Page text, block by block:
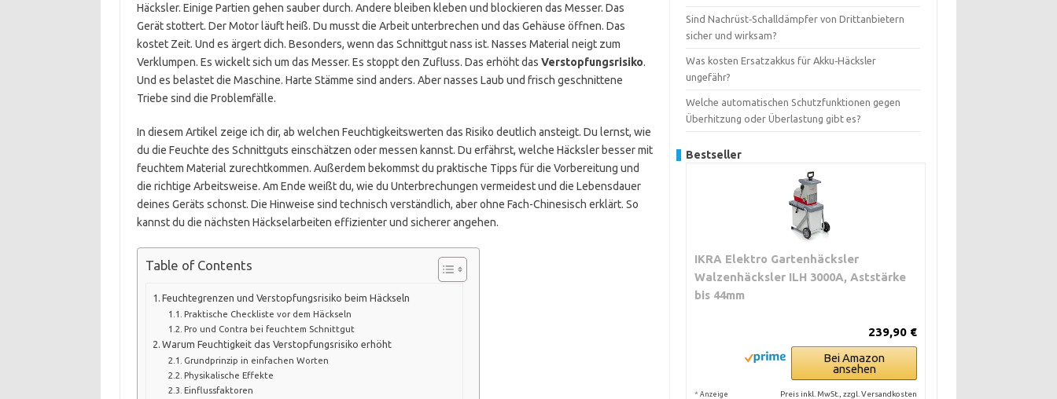
Häcksler. Einige Partien gehen sauber durch. Andere bleiben kleben und blockieren das Messer. Das
Gerät stottert. Der Motor läuft heiß. Du musst die Arbeit unterbrechen und das Gehäuse öffnen. Das
kostet Zeit. Und es ärgert dich. Besonders, wenn das Schnittgut nass ist. Nasses Material neigt zum
Verklumpen. Es wickelt sich um das Messer. Es stoppt den Zufluss. Das erhöht das Verstopfungsrisiko.
Und es belastet die Maschine. Harte Stämme sind anders. Aber nasses Laub und frisch geschnittene
Triebe sind die Problemfälle.
In diesem Artikel zeige ich dir, ab welchen Feuchtigkeitswerten das Risiko deutlich ansteigt. Du lernst, wie
du die Feuchte des Schnittguts einschätzen oder messen kannst. Du erfährst, welche Häcksler besser mit
feuchtem Material zurechtkommen. Außerdem bekommst du praktische Tipps für die Vorbereitung und
die richtige Arbeitsweise. Am Ende weißt du, wie du Unterbrechungen vermeidest und die Lebensdauer
deines Geräts schonst. Die Hinweise sind technisch verständlich, aber ohne Fach-Chinesisch erklärt. So
kannst du die nächsten Häckselarbeiten effizienter und sicherer angehen.
Table of Contents
Feuchtegrenzen und Verstopfungsrisiko beim Häckseln
Praktische Checkliste vor dem Häckseln
Pro und Contra bei feuchtem Schnittgut
Warum Feuchtigkeit das Verstopfungsrisiko erhöht
Grundprinzip in einfachen Worten
Physikalische Effekte
Einflussfaktoren
Sind Nachrüst‑Schalldämpfer von Drittanbietern
sicher und wirksam?
Was kosten Ersatzakkus für Akku‑Häcksler
ungefähr?
Welche automatischen Schutzfunktionen gegen
Überhitzung oder Überlastung gibt es?
Bestseller
IKRA Elektro Gartenhäcksler
Walzenhäcksler ILH 3000A, Aststärke
bis 44mm
239,90 €
Bei Amazon
ansehen
* Anzeige Preis inkl. MwSt., zzgl. Versandkosten